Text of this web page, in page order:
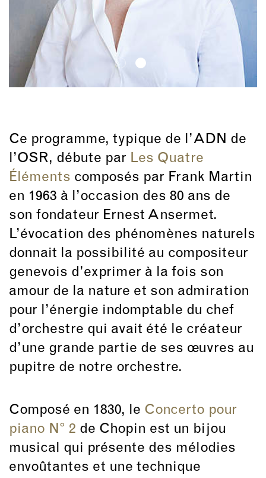
Ce programme, typique de l’ADN de
l’OSR, débute par Les Quatre
Éléments composés par Frank Martin
en 1963 à l’occasion des 80 ans de
son fondateur Ernest Ansermet.
L’évocation des phénomènes naturels
donnait la possibilité au compositeur
genevois d’exprimer à la fois son
amour de la nature et son admiration
pour l’énergie indomptable du chef
d’orchestre qui avait été le créateur
d’une grande partie de ses œuvres au
pupitre de notre orchestre.
Composé en 1830, le Concerto pour
piano N° 2 de Chopin est un bijou
musical qui présente des mélodies
envoûtantes et une technique